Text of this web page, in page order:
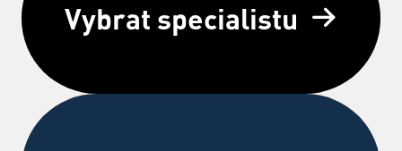
Vybrat specialistu